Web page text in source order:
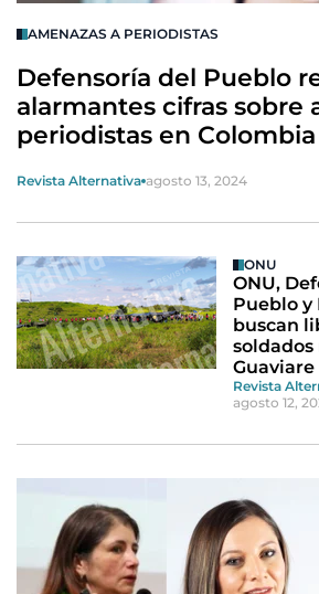
AMENAZAS A PERIODISTAS
Defensoría del Pueblo
alarmantes cifras sobre
periodistas en Colombia
Revista Alternativa agosto 13, 2024
ONU
ONU,
Pueblo y
buscan
Guaviare
Revista
agosto 12,